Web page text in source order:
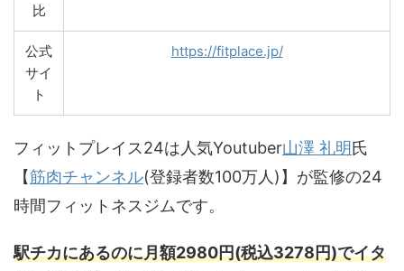
比
公式
サイ
ト
https://fitplace.jp/
フィットプレイス24は人気Youtuber山澤 礼明氏
【筋肉チャンネル(登録者数100万人)】が監修の24
時間フィットネスジムです。
駅チカにあるのに月額2980円(税込3278円)でイタ